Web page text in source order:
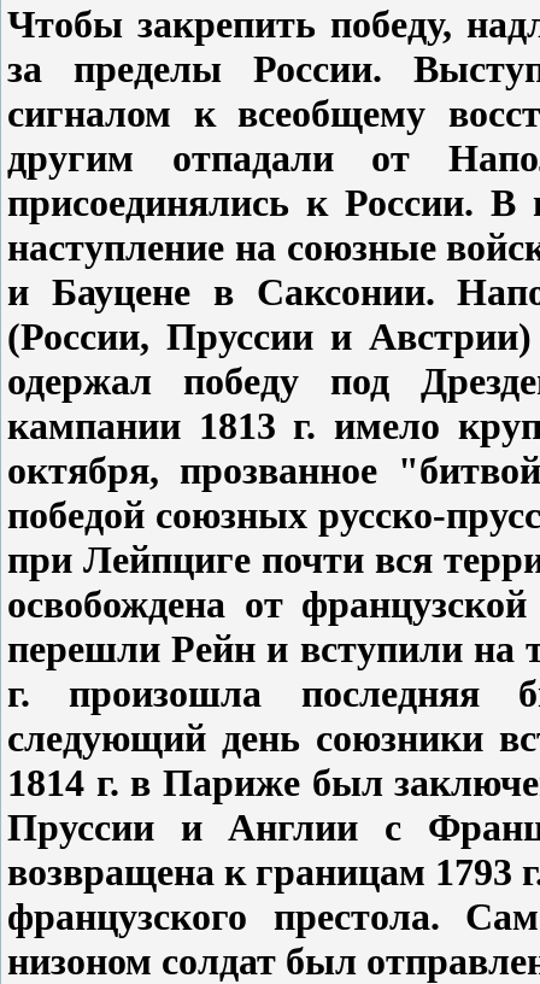
Чтобы закрепить победу,
за пределы России.
сигналом к всеобщему
другим отпадали от
присоединялись к России.
наступление на союзные
и Бауцене в Саксонии.
(России, Пруссии и
одержал победу под
кампании 1813 г. имело
октября, прозванное
победой союзных русско-
при Лейпциге почти вся
освобождена от
перешли Рейн и вступили на
г. произошла
следующий день союзники
1814 г. в Париже был
Пруссии и Англии с
возвращена к границам 1793
французского престола.
низоном солдат был